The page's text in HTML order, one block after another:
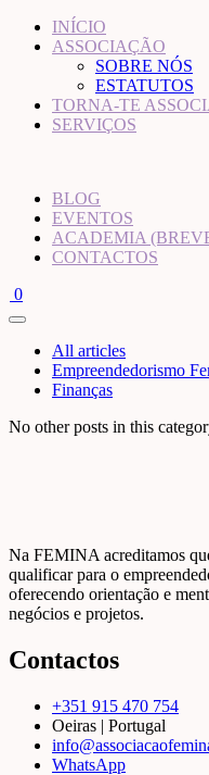
INÍCIO
ASSOCIAÇÃO
SOBRE NÓS
ESTATUTOS
TORNA-TE
SERVIÇOS
BLOG
EVENTOS
ACADEMIA
CONTACTOS
0
All articles
Empreendedorismo
Finanças
No other posts in this
Na FEMINA acreditamos
qualificar para o
oferecendo orientação e
negócios e projetos.
Contactos
+351 915 470 754
Oeiras | Portugal
WhatsApp